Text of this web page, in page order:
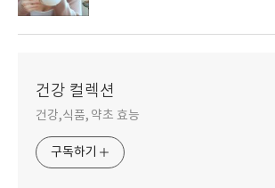
건강 컬렉션
건강,식품, 약초 효능
구독하기